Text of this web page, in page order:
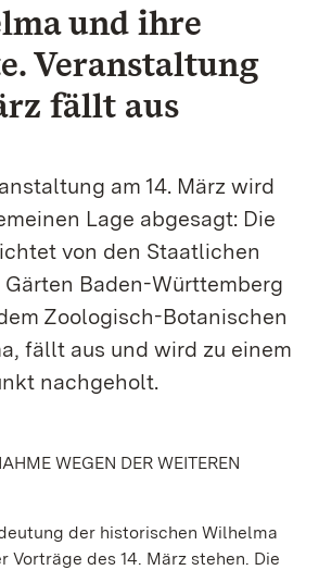
und ihre
Veranstaltung
fällt aus
am 14. März wird
Lage abgesagt: Die
von den Staatlichen
Baden-Württemberg
Zoologisch-Botanischen
fällt aus und wird zu einem
nachgeholt.
WEGEN DER WEITEREN
der historischen Wilhelma
Vorträge des 14. März stehen. Die